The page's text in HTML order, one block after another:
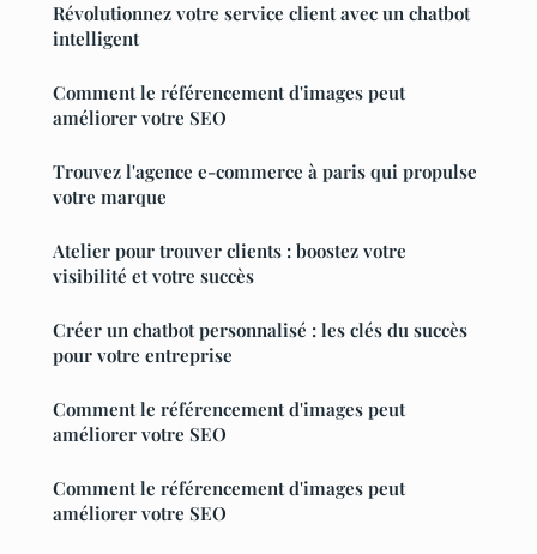
Révolutionnez votre service client avec un chatbot
intelligent
Comment le référencement d'images peut
améliorer votre SEO
Trouvez l'agence e-commerce à paris qui propulse
votre marque
Atelier pour trouver clients : boostez votre
visibilité et votre succès
Créer un chatbot personnalisé : les clés du succès
pour votre entreprise
Comment le référencement d'images peut
améliorer votre SEO
Comment le référencement d'images peut
améliorer votre SEO